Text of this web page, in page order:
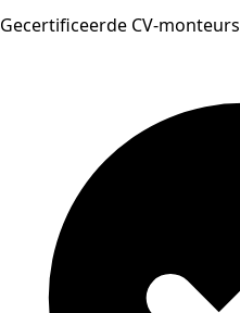
Gecertificeerde CV-monteurs